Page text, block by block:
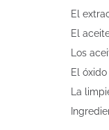
El
El
Los
El
La